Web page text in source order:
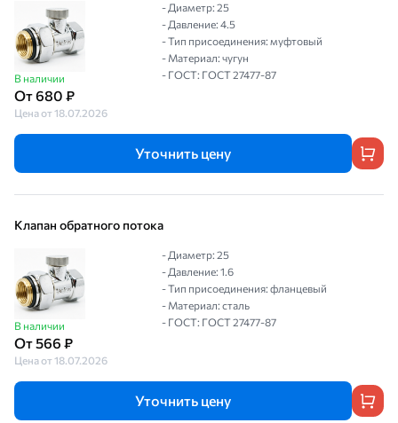
В наличии
От 680 ₽
Цена от 18.07.2026
- Диаметр: 25
- Давление: 4.5
- Тип присоединения: муфтовый
- Материал: чугун
- ГОСТ: ГОСТ 27477-87
Уточнить цену
Клапан обратного потока
В наличии
От 566 ₽
Цена от 18.07.2026
- Диаметр: 25
- Давление: 1.6
- Тип присоединения: фланцевый
- Материал: сталь
- ГОСТ: ГОСТ 27477-87
Уточнить цену